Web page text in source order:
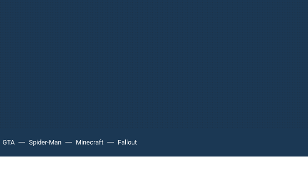
GTA Spider-Man Minecraft Fallout